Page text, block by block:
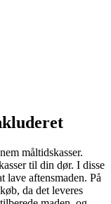
måltidskasser.
til din dør. I disse
lave aftensmaden. På
da det leveres